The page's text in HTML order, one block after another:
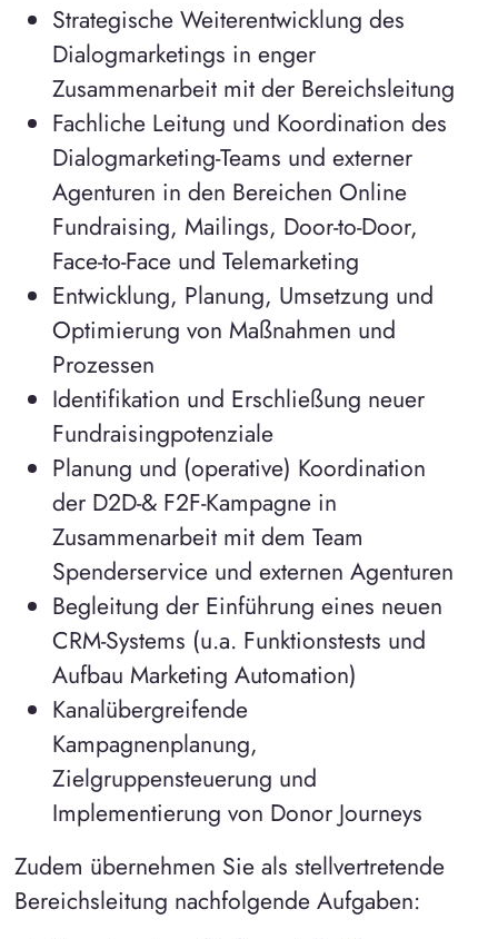
Strategische Weiterentwicklung des
Dialogmarketings in enger
Zusammenarbeit mit der Bereichsleitung
Fachliche Leitung und Koordination des
Dialogmarketing-Teams und externer
Agenturen in den Bereichen Online
Fundraising, Mailings, Door-to-Door,
Face-to-Face und Telemarketing
Entwicklung, Planung, Umsetzung und
Optimierung von Maßnahmen und
Prozessen
Identifikation und Erschließung neuer
Fundraisingpotenziale
Planung und (operative) Koordination
der D2D-& F2F-Kampagne in
Zusammenarbeit mit dem Team
Spenderservice und externen Agenturen
Begleitung der Einführung eines neuen
CRM-Systems (u.a. Funktionstests und
Aufbau Marketing Automation)
Kanalübergreifende
Kampagnenplanung,
Zielgruppensteuerung und
Implementierung von Donor Journeys
Zudem übernehmen Sie als stellvertretende
Bereichsleitung nachfolgende Aufgaben: